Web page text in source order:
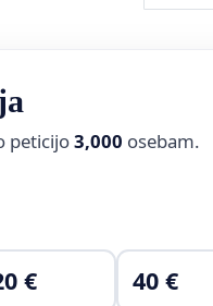
peticijo3,000 osebam.
€ 40 €